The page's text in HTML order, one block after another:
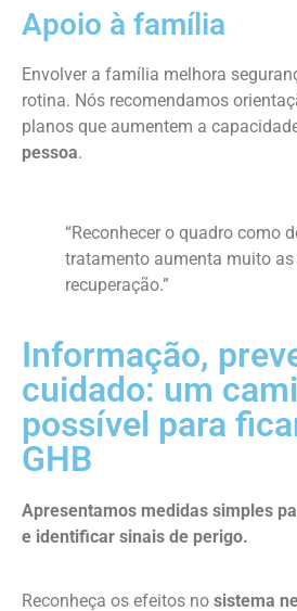
Apoio à família
Envolver a família melhora
rotina. Nós recomendamos
planos que aumentem a
pessoa.
“Reconhecer o quadro como
tratamento aumenta muito as
recuperação.”
Informação,
cuidado: um
possível para
GHB
Apresentamos medidas simples
e identificar sinais de perigo.
Reconheça os efeitos no sistema